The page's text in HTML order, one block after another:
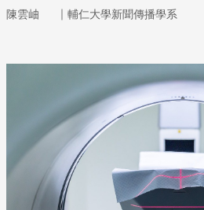
陳雲岫 ｜ 輔仁大學新聞傳播學系